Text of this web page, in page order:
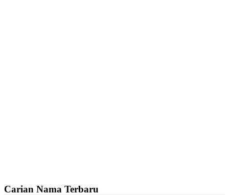
Carian Nama Terbaru